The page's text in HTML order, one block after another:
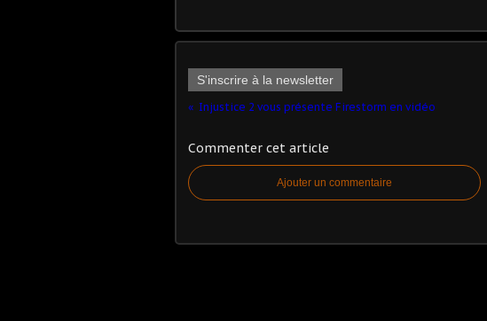
S'inscrire à la newsletter
Injustice 2 vous présente Firestorm en vidéo
Commenter cet article
Ajouter un commentaire